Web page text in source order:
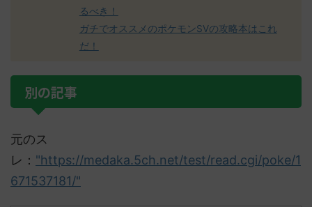
るべき！
ガチでオススメのポケモンSVの攻略本はこれ
だ！
別の記事
元のス
レ： "https://medaka.5ch.net/test/read.cgi/poke/1
671537181/"